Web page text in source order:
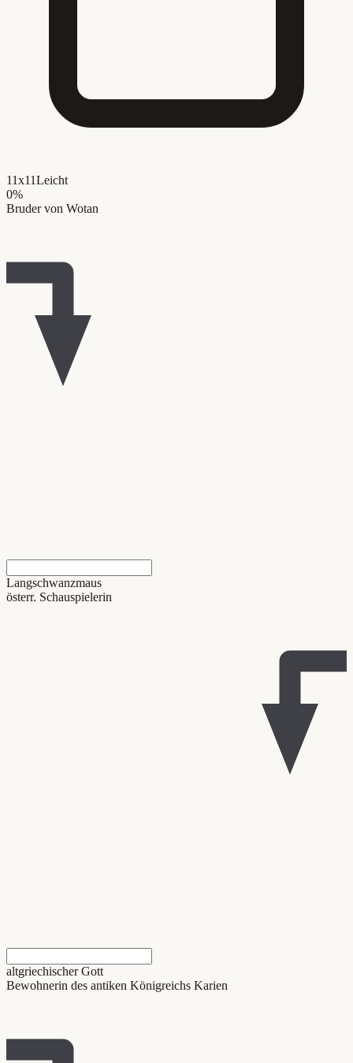
11x11Leicht
0%
Bruder von Wotan
Langschwanzmaus
österr. Schauspielerin
altgriechischer Gott
Bewohnerin des antiken Königreichs Karien